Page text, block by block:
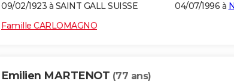
09/02/1923 à SAINT GALL SUISSE 04/07/1996 à
Famille CARLOMAGNO
Emilien MARTENOT (77 ans)